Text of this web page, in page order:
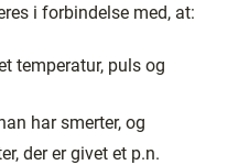
i forbindelse med, at:
temperatur, puls og
har smerter, og
der er givet et p.n.